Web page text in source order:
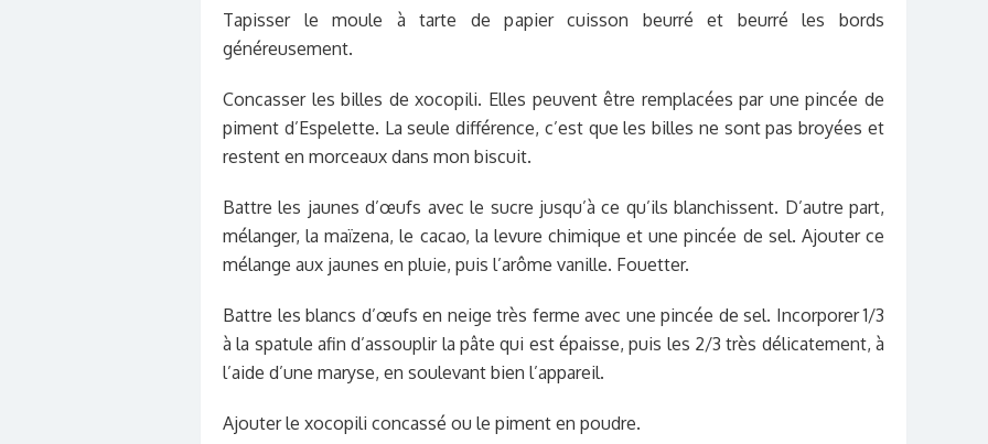
Tapisser le moule à tarte de papier cuisson beurré et beurré les bords
généreusement.
Concasser les billes de xocopili. Elles peuvent être remplacées par une pincée de
piment d’Espelette. La seule différence, c’est que les billes ne sont pas broyées et
restent en morceaux dans mon biscuit.
Battre les jaunes d’œufs avec le sucre jusqu’à ce qu’ils blanchissent. D’autre part,
mélanger, la maïzena, le cacao, la levure chimique et une pincée de sel. Ajouter ce
mélange aux jaunes en pluie, puis l’arôme vanille. Fouetter.
Battre les blancs d’œufs en neige très ferme avec une pincée de sel. Incorporer 1/3
à la spatule afin d’assouplir la pâte qui est épaisse, puis les 2/3 très délicatement, à
l’aide d’une maryse, en soulevant bien l’appareil.
Ajouter le xocopili concassé ou le piment en poudre.